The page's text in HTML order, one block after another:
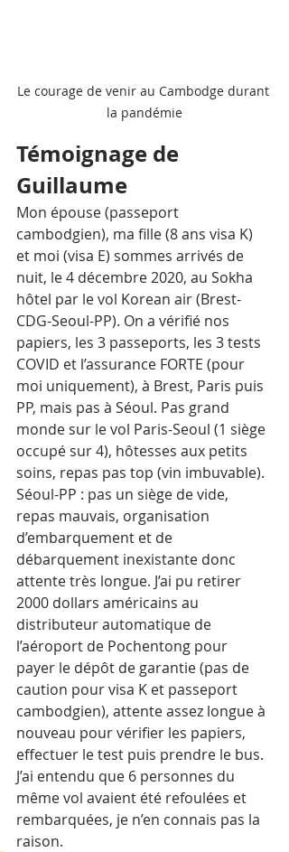
Le courage de venir au Cambodge durant
la pandémie
Témoignage de
Guillaume
Mon épouse (passeport
cambodgien), ma fille (8 ans visa K)
et moi (visa E) sommes arrivés de
nuit, le 4 décembre 2020, au Sokha
hôtel par le vol Korean air (Brest-
CDG-Seoul-PP). On a vérifié nos
papiers, les 3 passeports, les 3 tests
COVID et l’assurance FORTE (pour
moi uniquement), à Brest, Paris puis
PP, mais pas à Séoul. Pas grand
monde sur le vol Paris-Seoul (1 siège
occupé sur 4), hôtesses aux petits
soins, repas pas top (vin imbuvable).
Séoul-PP : pas un siège de vide,
repas mauvais, organisation
d’embarquement et de
débarquement inexistante donc
attente très longue. J’ai pu retirer
2000 dollars américains au
distributeur automatique de
l’aéroport de Pochentong pour
payer le dépôt de garantie (pas de
caution pour visa K et passeport
cambodgien), attente assez longue à
nouveau pour vérifier les papiers,
effectuer le test puis prendre le bus.
J’ai entendu que 6 personnes du
même vol avaient été refoulées et
rembarquées, je n’en connais pas la
raison.